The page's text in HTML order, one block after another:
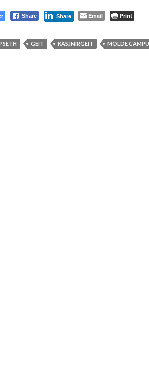
Share Share Email Print
GEIT KASJMIRGEIT MOLDE